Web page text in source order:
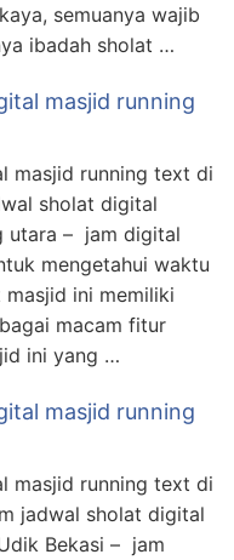
semuanya wajib
ibadah sholat …
masjid running
masjid running text di
sholat digital
utara – jam digital
mengetahui waktu
ini memiliki
macam fitur
ini yang …
masjid running
masjid running text di
jadwal sholat digital
Bekasi – jam